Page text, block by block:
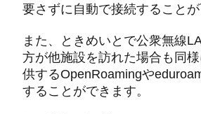
要さずに自動で接続することが
また、ときめいとで公衆無線
方が他施設を訪れた場合も同
供するOpenRoamingや
することができます。